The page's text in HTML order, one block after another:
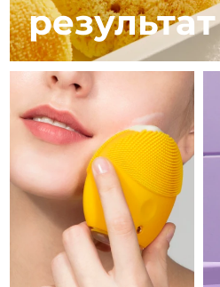
результат
Израиль
Италия
Япония
Джерси
Казахстан